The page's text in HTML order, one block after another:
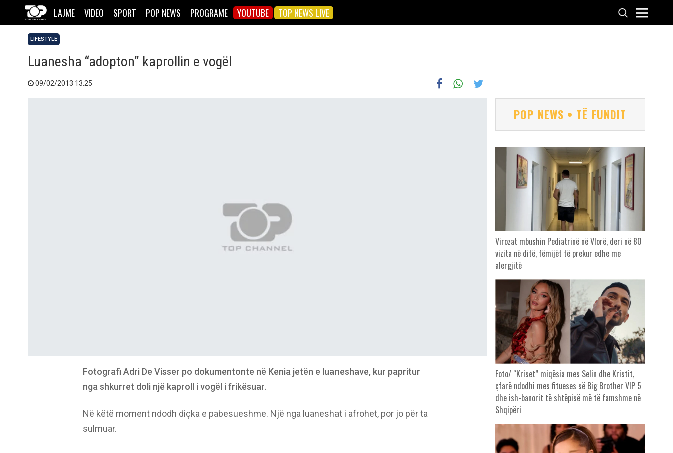
LAJME VIDEO SPORT POP NEWS PROGRAME YOUTUBE TOP NEWS LIVE
LIFESTYLE
Luanesha “adopton” kaprollin e vogël
09/02/2013 13:25
Fotografi Adri De Visser po dokumentonte në Kenia jetën e luaneshave, kur papritur
nga shkurret doli një kaproll i vogël i frikësuar.
Në këtë moment ndodh diçka e pabesueshme. Një nga luaneshat i afrohet, por jo për ta
sulmuar.
POP NEWS • TË FUNDIT
Virozat mbushin Pediatrinë në Vlorë, deri në 80
vizita në ditë, fëmijët të prekur edhe me
alergjitë
Foto/ “Kriset” miqësia mes Selin dhe Kristit,
çfarë ndodhi mes fitueses së Big Brother VIP 5
dhe ish-banorit të shtëpisë më të famshme në
Shqipëri